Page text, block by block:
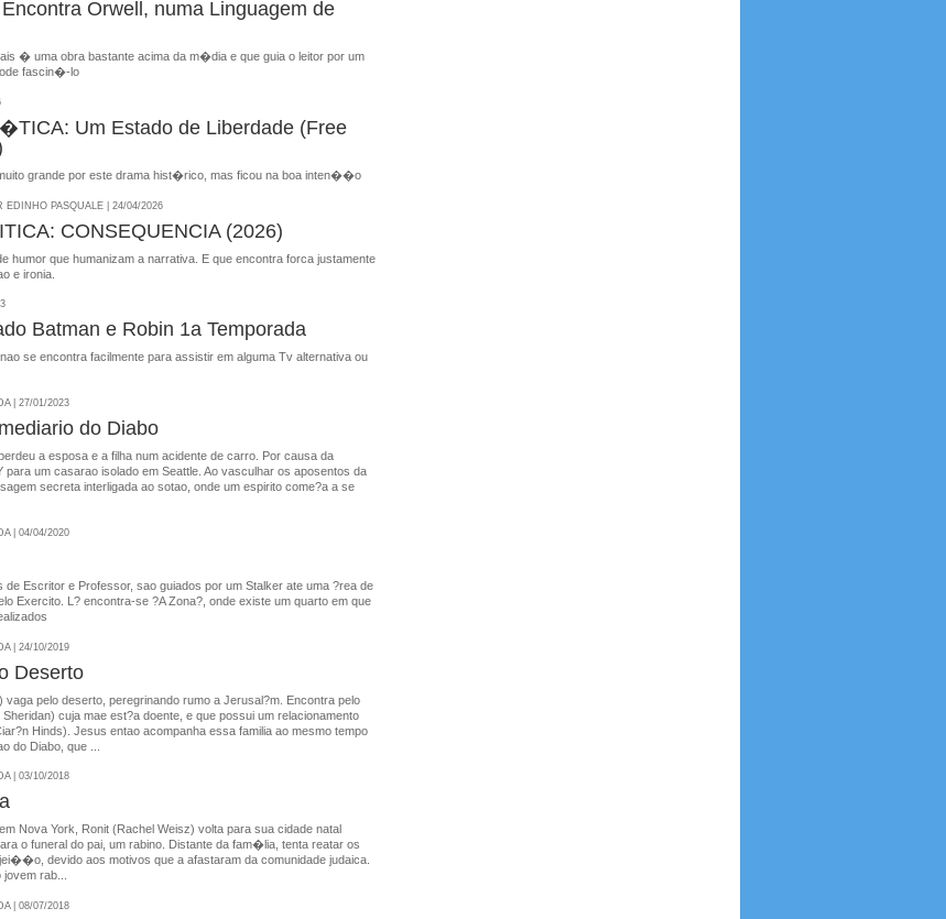
Orwell, numa Linguagem de
� uma obra bastante acima da m�dia e que guia o leitor por um
fascin�-lo
Um Estado de Liberdade (Free
grande por este drama hist�rico, mas ficou na boa inten��o
EDINHO PASQUALE | 24/04/2026
CONSEQUENCIA (2026)
humor que humanizam a narrativa. E que encontra forca justamente
e ironia.
Batman e Robin 1a Temporada
se encontra facilmente para assistir em alguma Tv alternativa ou
| 27/01/2023
do Diabo
a esposa e a filha num acidente de carro. Por causa da
para um casarao isolado em Seattle. Ao vasculhar os aposentos da
secreta interligada ao sotao, onde um espirito come?a a se
| 04/04/2020
de Escritor e Professor, sao guiados por um Stalker ate uma ?rea de
Exercito. L? encontra-se ?A Zona?, onde existe um quarto em que
| 24/10/2019
Deserto
pelo deserto, peregrinando rumo a Jerusal?m. Encontra pelo
cuja mae est?a doente, e que possui um relacionamento
Hinds). Jesus entao acompanha essa familia ao mesmo tempo
do Diabo, que ...
| 03/10/2018
Nova York, Ronit (Rachel Weisz) volta para sua cidade natal
o funeral do pai, um rabino. Distante da fam�lia, tenta reatar os
devido aos motivos que a afastaram da comunidade judaica.
rab...
| 08/07/2018